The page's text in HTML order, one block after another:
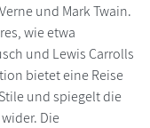
und Mark Twain.
wie etwa
und Lewis Carrolls
bietet eine Reise
und spiegelt die
Die